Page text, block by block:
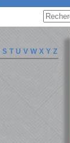
S T U V W X Y Z